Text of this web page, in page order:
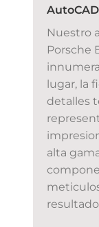
Nuestro
Porsche
lugar, la
detalles
alta